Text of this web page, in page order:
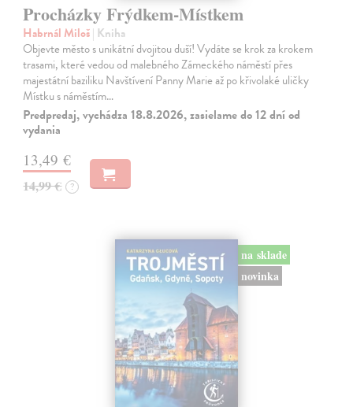
Procházky Frýdkem-Místkem
Habrnál Miloš| Kniha
Objevte město s unikátní dvojitou duší! Vydáte se krok za krokem
trasami, které vedou od malebného Zámeckého náměstí přes
majestátní baziliku Navštívení Panny Marie až po křivolaké uličky
Místku s náměstím…
Predpredaj, vychádza 18.8.2026, zasielame do 12 dní od
vydania
13,49 €
14,99 € ?
na sklade
novinka